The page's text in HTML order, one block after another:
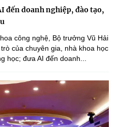
đến doanh nghiệp, đào tạo,
công nghệ, Bộ trưởng Vũ Hải
của chuyên gia, nhà khoa học
học; đưa AI đến doanh...